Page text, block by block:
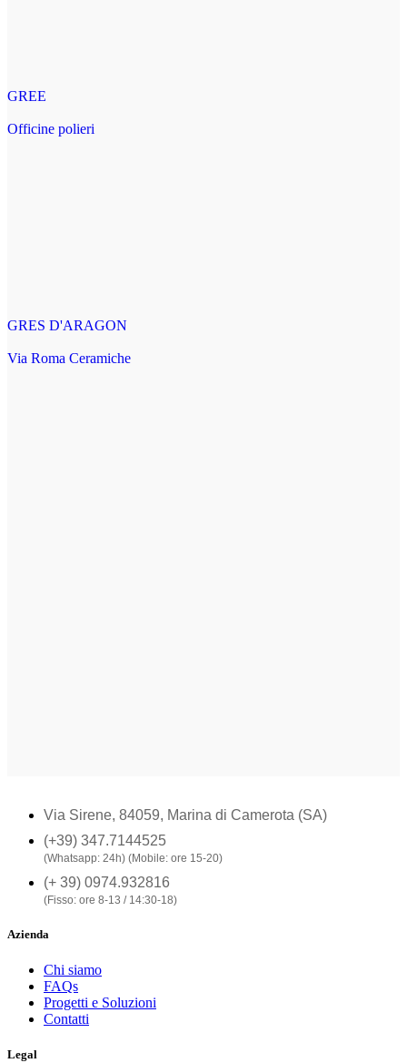
GREE
Officine polieri
GRES D'ARAGON
Via Roma Ceramiche
Via Sirene, 84059, Marina di Camerota (SA)
(+39) 347.7144525
(Whatsapp: 24h) (Mobile: ore 15-20)
(+ 39) 0974.932816
(Fisso: ore 8-13 / 14:30-18)
Azienda
Chi siamo
FAQs
Progetti e Soluzioni
Contatti
Legal